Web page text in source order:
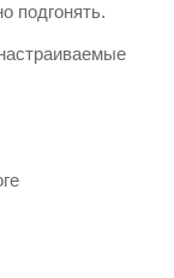
подгонять.